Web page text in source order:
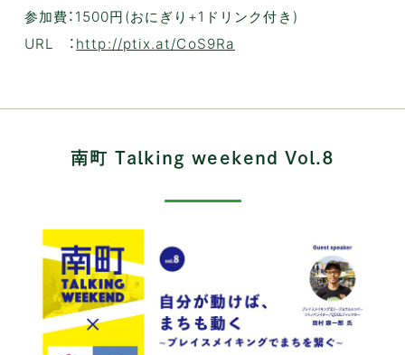
参加費：1500円(おにぎり+1ドリンク付き)
URL ： http://ptix.at/CoS9Ra
南町 Talking weekend Vol.8